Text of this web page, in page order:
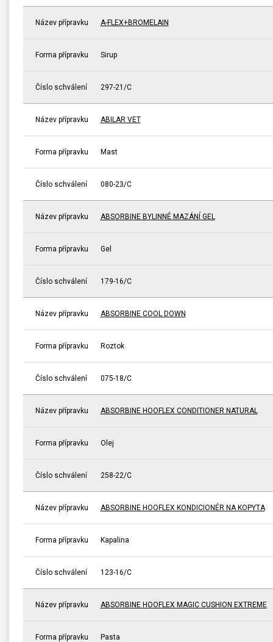
Název přípravku A-FLEX+BROMELAIN
Forma přípravku Sirup
Číslo schválení 297-21/C
Název přípravku ABILAR VET
Forma přípravku Mast
Číslo schválení 080-23/C
Název přípravku ABSORBINE BYLINNÉ MAZÁNÍ GEL
Forma přípravku Gel
Číslo schválení 179-16/C
Název přípravku ABSORBINE COOL DOWN
Forma přípravku Roztok
Číslo schválení 075-18/C
Název přípravku ABSORBINE HOOFLEX CONDITIONER NATURAL
Forma přípravku Olej
Číslo schválení 258-22/C
Název přípravku ABSORBINE HOOFLEX KONDICIONÉR NA KOPYTA
Forma přípravku Kapalina
Číslo schválení 123-16/C
Název přípravku ABSORBINE HOOFLEX MAGIC CUSHION EXTREME
Forma přípravku Pasta